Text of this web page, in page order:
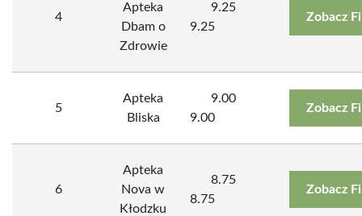
4
Apteka
Dbam o
Zdrowie
9.25
9.25
Zobacz
5
Apteka
Bliska
9.00
9.00
Zobacz
6
Apteka
Nova w
Kłodzku
8.75
8.75
Zobacz